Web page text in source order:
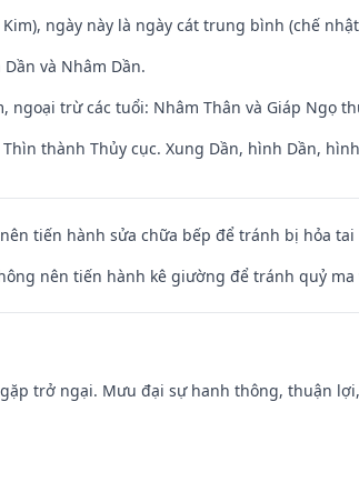
Kim), ngày này là ngày cát trung bình (chế
và Nhâm Dần.
ngoại trừ các tuổi: Nhâm Thân và Giáp Ngọ
thành Thủy cục. Xung Dần, hình Dần,
tiến hành sửa chữa bếp để tránh bị hỏa tai
nên tiến hành kê giường để tránh quỷ ma
trở ngại. Mưu đại sự hanh thông, thuận